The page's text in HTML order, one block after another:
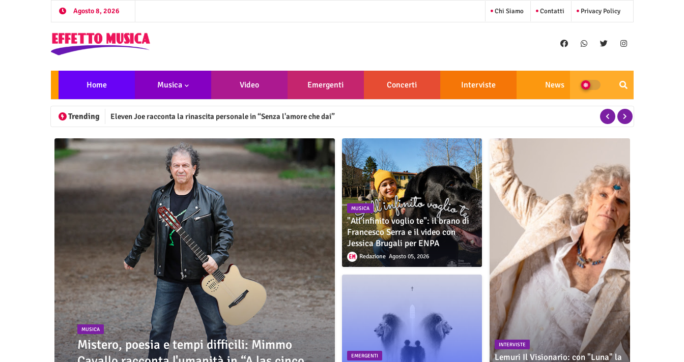
Agosto 8, 2026 Chi Siamo Contatti Privacy Policy
Home Musica Video Emergenti Concerti Interviste News
Trending Eleven Joe racconta la rinascita personale in “Senza l'amore che dai”
MUSICA
Mistero, poesia e tempi difficili: Mimmo
MUSICA
"All'infinito voglio te": il brano di
Francesco Serra e il video con
Jessica Brugali per ENPA
Redazione Agosto 05, 2026
EMERGENTI
INTERVISTE
Lemuri Il Visionario: con "Luna" la